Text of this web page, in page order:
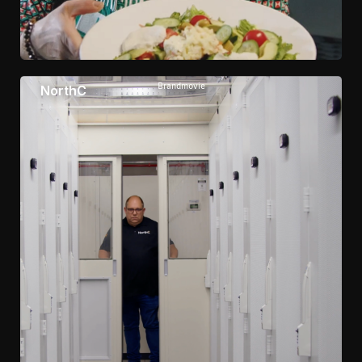
NorthC Brandmovie